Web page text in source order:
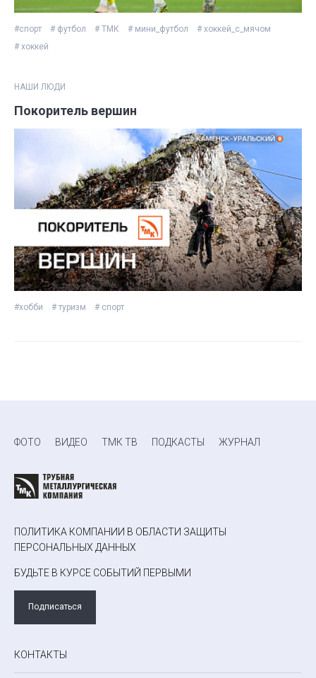
#спорт # футбол # ТМК # мини_футбол
# хоккей_с_мячом
# хоккей
НАШИ ЛЮДИ
Покоритель вершин
#хобби # туризм # спорт
ФОТО ВИДЕО ТМК ТВ ПОДКАСТЫ ЖУРНАЛ
ПОЛИТИКА КОМПАНИИ В ОБЛАСТИ ЗАЩИТЫ
ПЕРСОНАЛЬНЫХ ДАННЫХ
БУДЬТЕ В КУРСЕ СОБЫТИЙ ПЕРВЫМИ
Подписаться
КОНТАКТЫ